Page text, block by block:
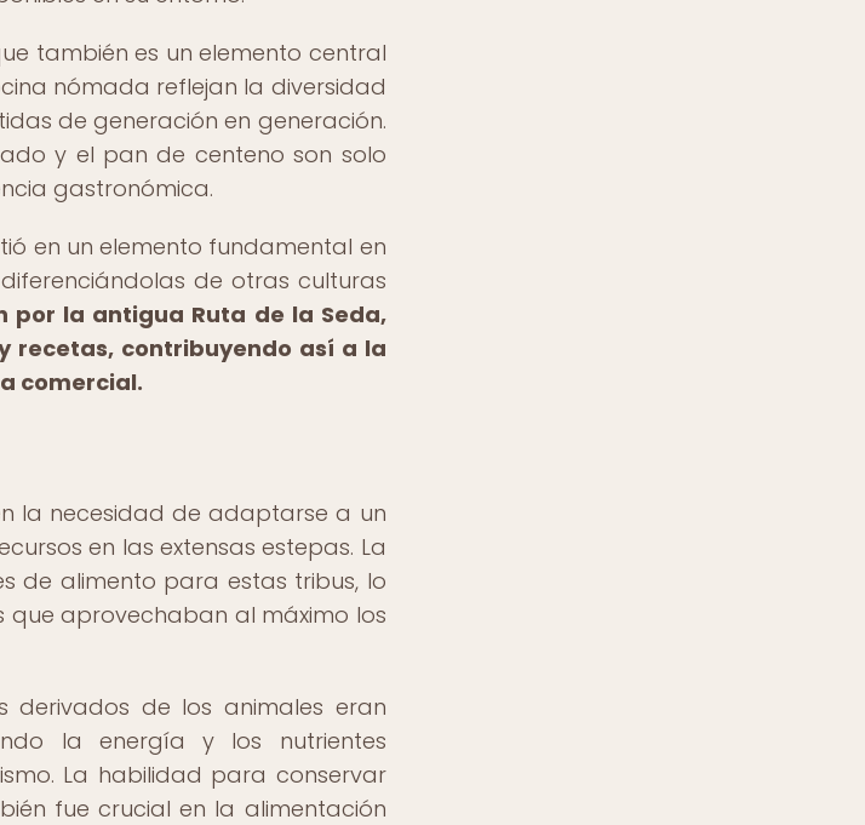
también es un elemento central
nómada reflejan la diversidad
de generación en generación.
y el pan de centeno son solo
gastronómica.
en un elemento fundamental en
de otras culturas
la antigua Ruta de la Seda,
recetas, contribuyendo así a la
comercial.
la necesidad de adaptarse a un
en las extensas estepas. La
de alimento para estas tribus, lo
que aprovechaban al máximo los
derivados de los animales eran
la energía y los nutrientes
La habilidad para conservar
fue crucial en la alimentación